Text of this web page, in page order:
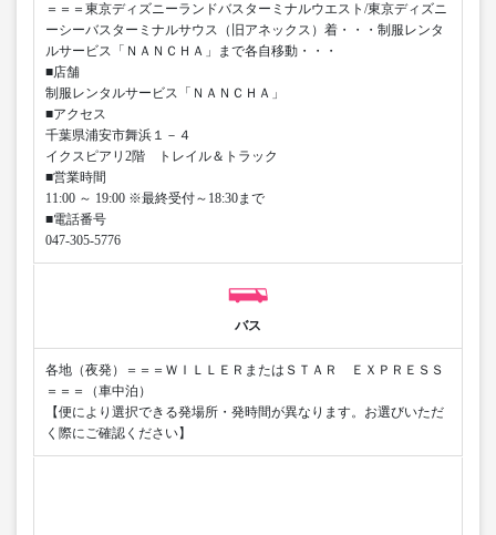
＝＝＝東京ディズニーランドバスターミナルウエスト/東京ディズニ
ーシーバスターミナルサウス（旧アネックス）着・・・制服レンタ
ルサービス「ＮＡＮＣＨＡ」まで各自移動・・・
■店舗
制服レンタルサービス「ＮＡＮＣＨＡ」
■アクセス
千葉県浦安市舞浜１－４
イクスピアリ2階 トレイル＆トラック
■営業時間
11:00 ～ 19:00 ※最終受付～18:30まで
■電話番号
047-305-5776
バス
各地（夜発）＝＝＝ＷＩＬＬＥＲまたはＳＴＡＲ ＥＸＰＲＥＳＳ
＝＝＝（車中泊）
【便により選択できる発場所・発時間が異なります。お選びいただ
く際にご確認ください】